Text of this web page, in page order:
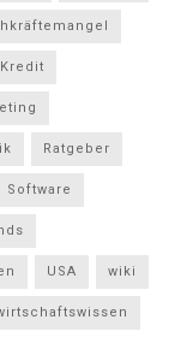
Kredit
Ratgeber
Software
USA wiki